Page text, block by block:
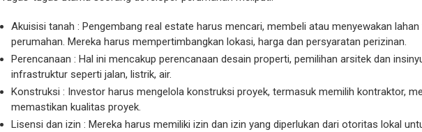
Akuisisi tanah : Pengembang real estate harus mencari, membeli atau menyewakan
perumahan. Mereka harus mempertimbangkan lokasi, harga dan persyaratan perizinan.
Perencanaan : Hal ini mencakup perencanaan desain properti, pemilihan arsitek dan
infrastruktur seperti jalan, listrik, air.
Konstruksi : Investor harus mengelola konstruksi proyek, termasuk memilih kontraktor,
memastikan kualitas proyek.
Lisensi dan izin : Mereka harus memiliki izin dan izin yang diperlukan dari otoritas lokal